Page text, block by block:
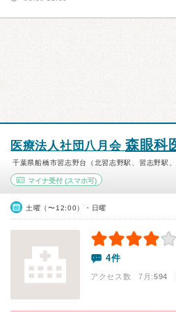
医療法人社団八月会 森眼科
千葉県船橋市習志野台（北習志野駅、習志野駅、
マイナ受付 (スマホ可)
土曜（〜12:00）・日曜
4件
アクセス数 7月:594 |